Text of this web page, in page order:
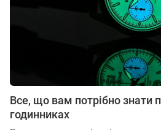
Все, що вам потрібно знати
годинниках